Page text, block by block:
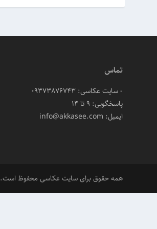
تماس
- سایت عکاسی: 09373876743
پاسخگویی: ۹ تا ۱۴
ایمیل: info@akkasee.com
همه حقوق برای سایت عکاسی محفوظ است.